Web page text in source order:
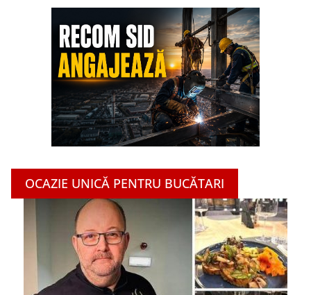
OCAZIE UNICĂ PENTRU BUCĂTARI